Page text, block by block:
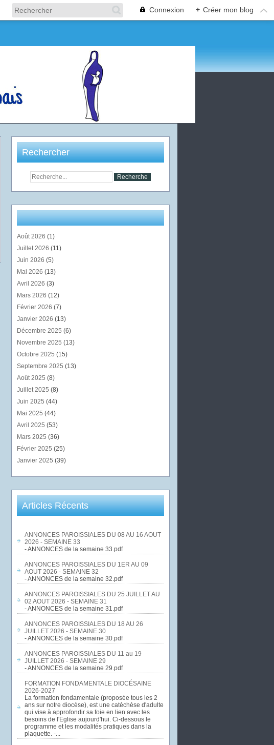
Connexion + Créer mon blog
Rechercher
Août 2026 (1)
Juillet 2026 (11)
Juin 2026 (5)
Mai 2026 (13)
Avril 2026 (3)
Mars 2026 (12)
Février 2026 (7)
Janvier 2026 (13)
Décembre 2025 (6)
Novembre 2025 (13)
Octobre 2025 (15)
Septembre 2025 (13)
Août 2025 (8)
Juillet 2025 (8)
Juin 2025 (44)
Mai 2025 (44)
Avril 2025 (53)
Mars 2025 (36)
Février 2025 (25)
Janvier 2025 (39)
Articles Récents
ANNONCES PAROISSIALES DU 08 AU 16 AOUT
2026 - SEMAINE 33
- ANNONCES de la semaine 33.pdf
ANNONCES PAROISSIALES DU 1ER AU 09
AOUT 2026 - SEMAINE 32
- ANNONCES de la semaine 32.pdf
ANNONCES PAROISSIALES DU 25 JUILLET AU
02 AOUT 2026 - SEMAINE 31
- ANNONCES de la semaine 31.pdf
ANNONCES PAROISSIALES DU 18 AU 26
JUILLET 2026 - SEMAINE 30
- ANNONCES de la semaine 30.pdf
ANNONCES PAROISSIALES DU 11 au 19
JUILLET 2026 - SEMAINE 29
- ANNONCES de la semaine 29.pdf
FORMATION FONDAMENTALE DIOCÉSAINE
2026-2027
La formation fondamentale (proposée tous les 2
ans sur notre diocèse), est une catéchèse d'adulte
qui vise à approfondir sa foie en lien avec les
besoins de l'Eglise aujourd'hui. Ci-dessous le
programme et les modalités pratiques dans la
plaquette. -...